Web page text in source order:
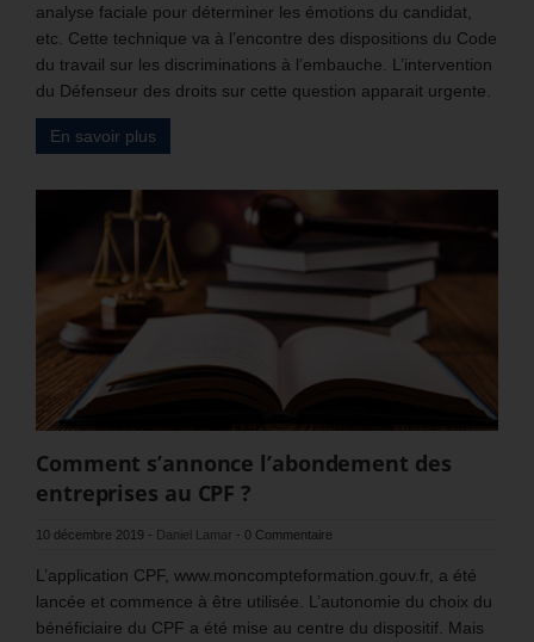
analyse faciale pour déterminer les émotions du candidat,
etc. Cette technique va à l’encontre des dispositions du Code
du travail sur les discriminations à l’embauche. L’intervention
du Défenseur des droits sur cette question apparait urgente.
En savoir plus
Comment s’annonce l’abondement des
entreprises au CPF ?
10 décembre 2019 - Daniel Lamar - 0 Commentaire
L’application CPF, www.moncompteformation.gouv.fr, a été
lancée et commence à être utilisée. L’autonomie du choix du
bénéficiaire du CPF a été mise au centre du dispositif. Mais